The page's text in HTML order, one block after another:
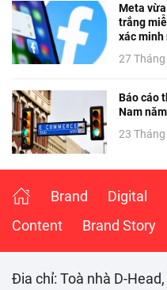
Meta
trắng
xác
27 Tháng
Báo cáo
Nam
23
Brand Digital
Content
Brand Story
Đia chỉ: Toà nhà D-